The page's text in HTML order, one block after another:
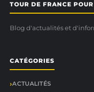
TOUR DE FRANCE
Blog d'actualités et
CATÉGORIES
ACTUALITÉS